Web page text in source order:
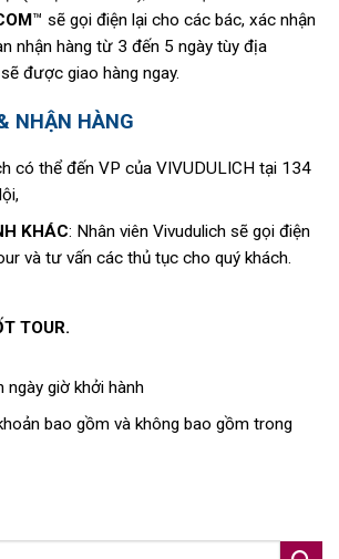
™ sẽ gọi điện lại cho các bác, xác nhận
nhận hàng từ 3 đến 5 ngày tùy địa
được giao hàng ngay.
NHẬN HÀNG
có thể đến VP của VIVUDULICH tại 134
KHÁC: Nhân viên Vivudulich sẽ gọi điện
và tư vấn các thủ tục cho quý khách.
TOUR.
ngày giờ khởi hành
bao gồm và không bao gồm trong